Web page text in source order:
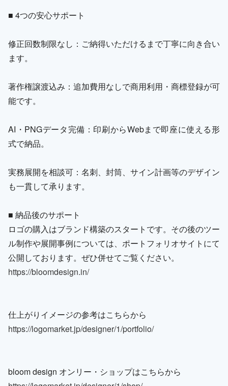
■ 4つの安心サポート
修正回数制限なし：ご納得いただけるまで丁寧に向き合い
ます。
著作権譲渡込み：追加費用なしで商用利用・商標登録が可
能です。
AI・PNGデータ完備：印刷からWebまで即座に使える形
式で納品。
実務展開を相談可：名刺、封筒、サイン計画等のデザイン
も一貫して承ります。
■ 納品後のサポート
ロゴの購入はブランド構築のスタートです。その後のツー
ル制作や展開事例については、ポートフォリオサイトにて
公開しております。ぜひ併せてご覧ください。
https://bloomdesign.in/
仕上がりイメージの参考はこちらから
https://logomarket.jp/designer/1/portfolio/
bloom design オンリー・ショップはこちらから